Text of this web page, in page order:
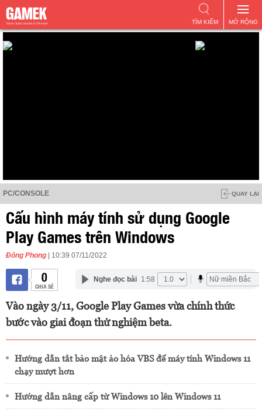
MỞ RỘNG
TÌM KIẾM
PC/CONSOLE QUAY LẠI
Cấu hình máy tính sử dụng Google
Play Games trên Windows
Đông Phong | 10:39 07/11/2022
0
CHIA SẺ
Nghe đọc bài 1:58
Vào ngày 3/11, Google Play Games vừa chính thức
bước vào giai đoạn thử nghiệm beta.
Hướng dẫn tắt bảo mật ảo hóa VBS để máy tính Windows 11
chạy mượt hơn
Hướng dẫn nâng cấp từ Windows 10 lên Windows 11